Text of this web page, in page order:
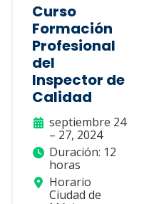
Curso
Formación
Profesional
del
Inspector de
Calidad
septiembre 24
– 27, 2024
Duración: 12
horas
Horario
Ciudad de